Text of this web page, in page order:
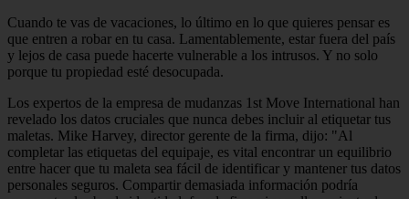
Cuando te vas de vacaciones, lo último en lo que quieres pensar es
que entren a robar en tu casa. Lamentablemente, estar fuera del país
y lejos de casa puede hacerte vulnerable a los intrusos. Y no solo
porque tu propiedad esté desocupada.
Los expertos de la empresa de mudanzas 1st Move International han
revelado los datos cruciales que nunca debes incluir al etiquetar tus
maletas. Mike Harvey, director gerente de la firma, dijo: "Al
completar las etiquetas del equipaje, es vital encontrar un equilibrio
entre hacer que tu maleta sea fácil de identificar y mantener tus datos
personales seguros. Compartir demasiada información podría